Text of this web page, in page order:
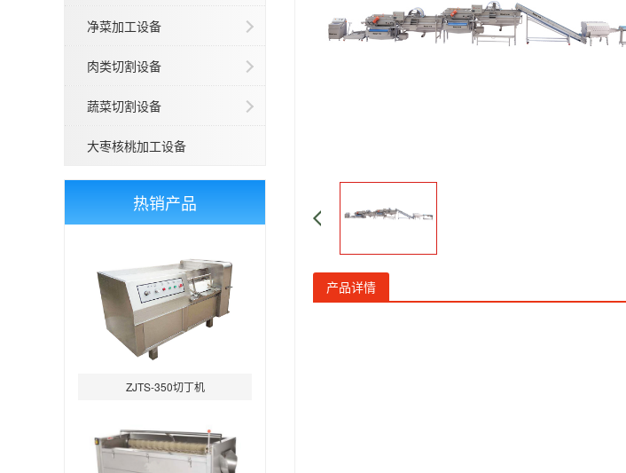
净菜加工设备
肉类切割设备
蔬菜切割设备
大枣核桃加工设备
热销产品
ZJTS-350切丁机
产品详情